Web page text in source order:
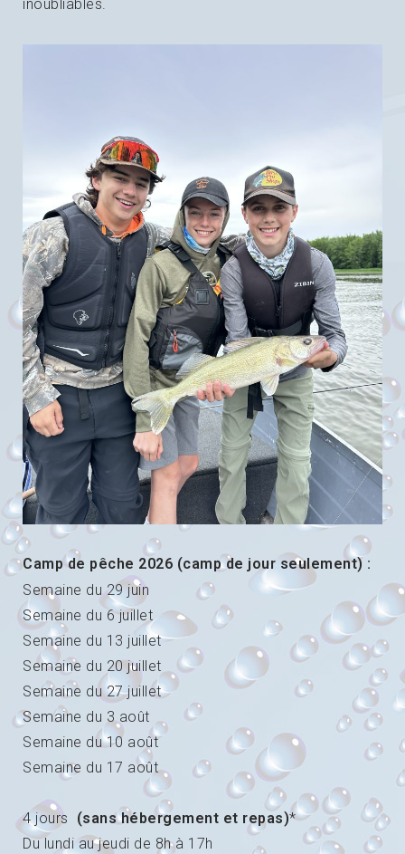
inoubliables.
Camp de pêche 2026 (camp de jour seulement) :
Semaine du 29 juin
Semaine du 6 juillet
Semaine du 13 juillet
Semaine du 20 juillet
Semaine du 27 juillet
Semaine du 3 août
Semaine du 10 août
Semaine du 17 août
4 jours (sans hébergement et repas)*
Du lundi au jeudi de 8h à 17h